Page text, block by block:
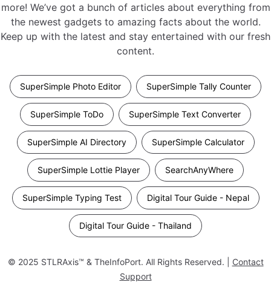
more! We’ve got a bunch of articles about everything from
the newest gadgets to amazing facts about the world.
Keep up with the latest and stay entertained with our fresh
content.
SuperSimple Photo Editor SuperSimple Tally Counter
SuperSimple ToDo SuperSimple Text Converter
SuperSimple AI Directory SuperSimple Calculator
SuperSimple Lottie Player SearchAnyWhere
SuperSimple Typing Test Digital Tour Guide - Nepal
Digital Tour Guide - Thailand
© 2025 STLRAxis™ & TheInfoPort. All Rights Reserved. | Contact
Support